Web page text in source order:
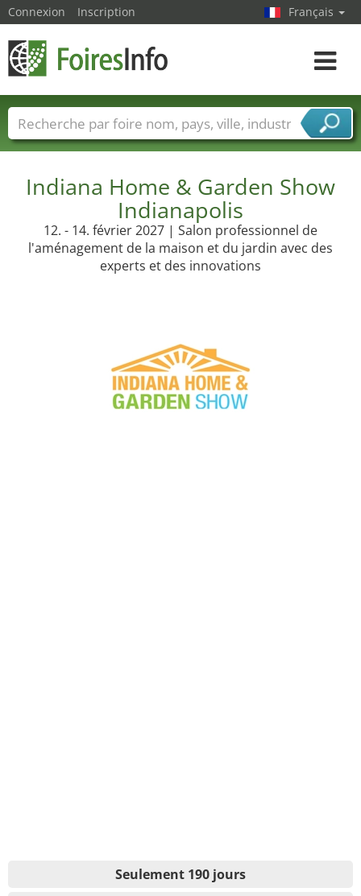
Indiana Home & Garden Show
Indianapolis
12. - 14. février 2027 | Salon professionnel de
l'aménagement de la maison et du jardin avec des
experts et des innovations
Seulement 190 jours
Connexion Inscription Français
Toggle
Foire noms Pays Villes
Secteurs de foire